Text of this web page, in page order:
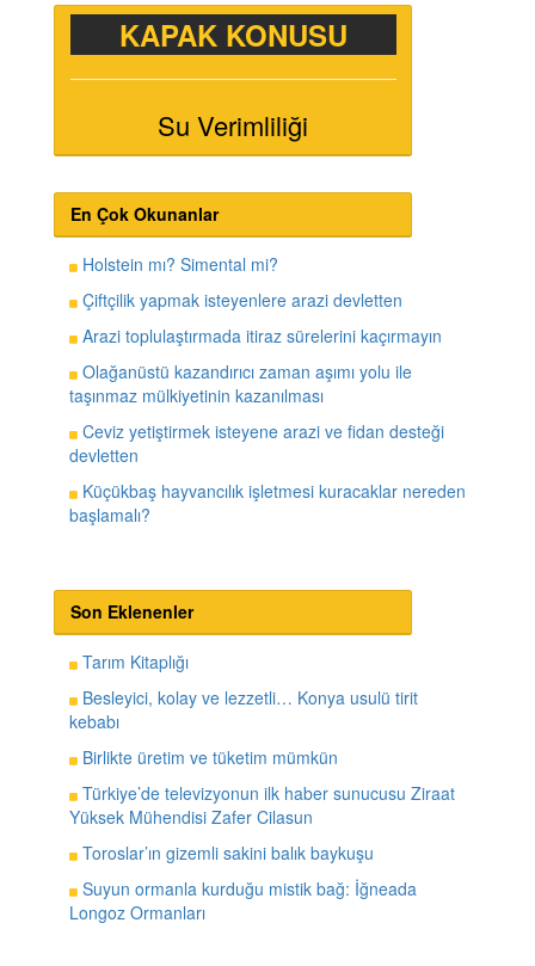
KAPAK KONUSU
Su Verimliliği
En Çok Okunanlar
Holstein mı? Simental mi?
Çiftçilik yapmak isteyenlere arazi devletten
Arazi toplulaştırmada itiraz sürelerini kaçırmayın
Olağanüstü kazandırıcı zaman aşımı yolu ile
taşınmaz mülkiyetinin kazanılması
Ceviz yetiştirmek isteyene arazi ve fidan desteği
devletten
Küçükbaş hayvancılık işletmesi kuracaklar nereden
başlamalı?
Son Eklenenler
Tarım Kitaplığı
Besleyici, kolay ve lezzetli… Konya usulü tirit
kebabı
Birlikte üretim ve tüketim mümkün
Türkiye’de televizyonun ilk haber sunucusu Ziraat
Yüksek Mühendisi Zafer Cilasun
Toroslar’ın gizemli sakini balık baykuşu
Suyun ormanla kurduğu mistik bağ: İğneada
Longoz Ormanları